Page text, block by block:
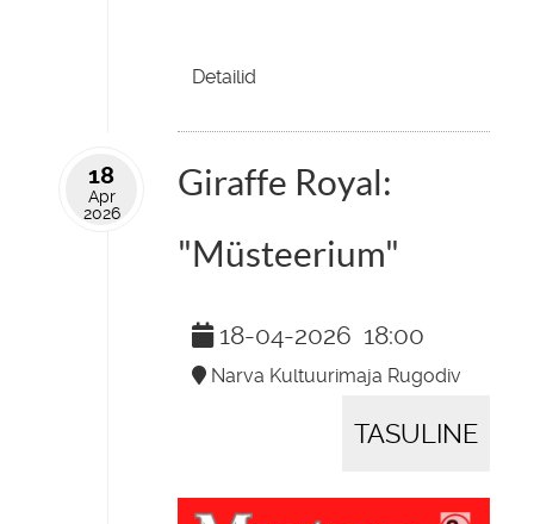
Detailid
18
Apr
2026
Giraffe Royal:
"Müsteerium"
18-04-2026 18:00
Narva Kultuurimaja Rugodiv
TASULINE